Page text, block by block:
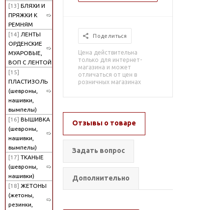
[13] БЛЯХИ И
ПРЯЖКИ К
РЕМНЯМ
[14] ЛЕНТЫ
ОРДЕНСКИЕ
МУАРОВЫЕ,
ВОП С ЛЕНТОЙ
[15]
ПЛАСТИЗОЛЬ
(шевроны,
нашивки,
вымпелы)
[16] ВЫШИВКА
(шевроны,
нашивки,
вымпелы)
[17] ТКАНЫЕ
(шевроны,
нашивки)
[18] ЖЕТОНЫ
(жетоны,
резинки,
Поделиться
Цена действительна
только для интернет-
магазина и может
отличаться от цен в
розничных магазинах
Отзывы о товаре
Задать вопрос
Дополнительно